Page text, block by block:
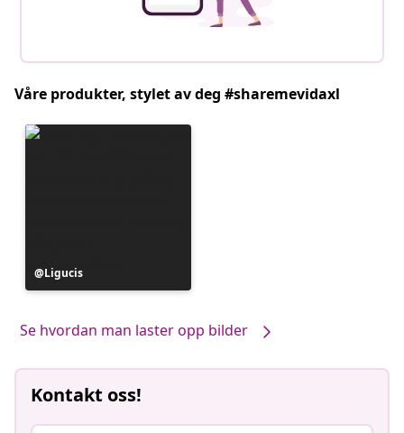
Våre produkter, stylet av deg #sharemevidaxl
Innlegg
publisert
Ligucis
Se hvordan man laster opp bilder
Kontakt oss!